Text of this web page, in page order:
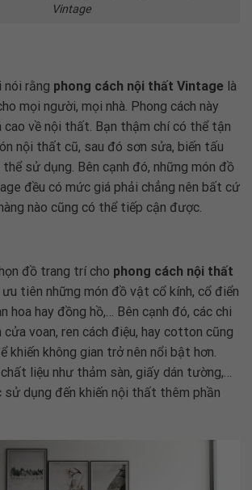
Vintage
nói rằng phong cách nội thất Vintage là
mọi người, mọi nhà. Phong cách này
cao về nội thất. Bạn thậm chí có thể tận
nội thất cũ, sau đó sơn sửa, biến tấu
thể sử dụng. Bên cạnh đó, những món đồ
đều có mức giá phải chẳng nên bất cứ
nào cũng có thể tiếp cận được.
đồ trang trí cho phong cách nội thất
ưu tiên những món đồ vật cổ kính, cổ điển
hoa hay đồng hồ,… Bên cạnh đó, các chi
voan, ren cách điệu, hay cotton cũng
khiến không gian trở nên nổi bật hơn.
liệu như thảm sàn, giấy dán tường,…
dụng đến khiến nội thất thêm phần